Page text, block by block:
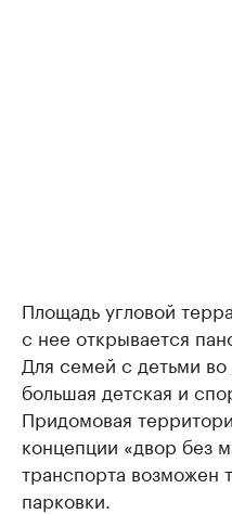
Площадь угловой
с нее открывается
Для семей с детьми
большая детская и
Придомовая
концепции «двор без
транспорта возможен
парковки.